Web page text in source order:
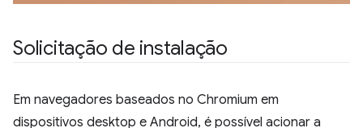
Solicitação de instalação
Em navegadores baseados no Chromium em
dispositivos desktop e Android, é possível acionar a